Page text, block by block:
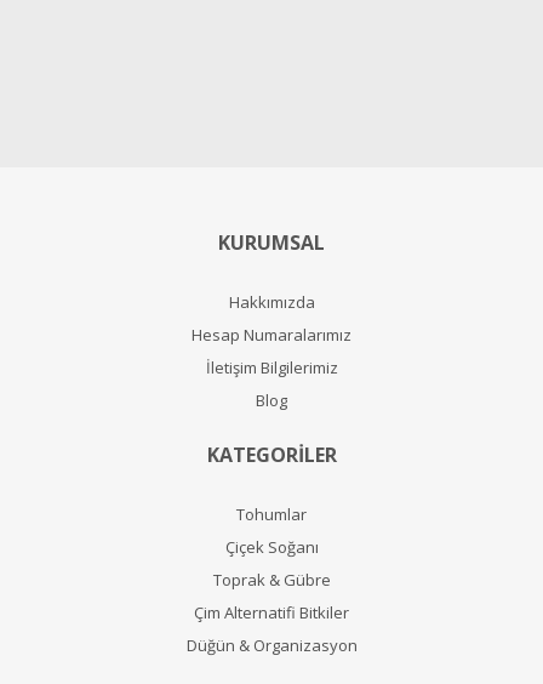
KURUMSAL
Hakkımızda
Hesap Numaralarımız
İletişim Bilgilerimiz
Blog
KATEGORİLER
Tohumlar
Çiçek Soğanı
Toprak & Gübre
Çim Alternatifi Bitkiler
Düğün & Organizasyon